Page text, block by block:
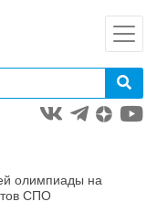
олимпиады на
СПО